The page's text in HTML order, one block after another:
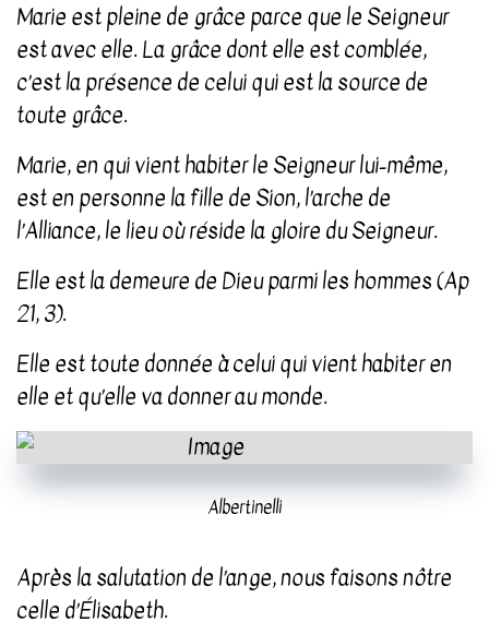
Marie est pleine de grâce parce que le Seigneur
est avec elle. La grâce dont elle est comblée,
c’est la présence de celui qui est la source de
toute grâce.
Marie, en qui vient habiter le Seigneur lui-même,
est en personne la fille de Sion, l’arche de
l’Alliance, le lieu où réside la gloire du Seigneur.
Elle est la demeure de Dieu parmi les hommes (Ap
21, 3).
Elle est toute donnée à celui qui vient habiter en
elle et qu’elle va donner au monde.
Albertinelli
Après la salutation de l’ange, nous faisons nôtre
celle d’Élisabeth.